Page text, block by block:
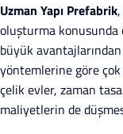
Uzman Yapı Prefabrik
oluşturma konusunda
büyük
yöntemlerine göre
çelik evler, zaman
maliyetlerin de